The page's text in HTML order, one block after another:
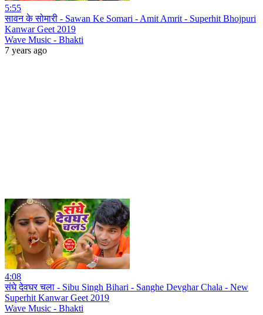
5:55
सावन के सोमारी - Sawan Ke Somari - Amit Amrit - Superhit Bhojpuri
Kanwar Geet 2019
Wave Music - Bhakti
7 years ago
4:08
संघे देवघर चला - Sibu Singh Bihari - Sanghe Devghar Chala - New
Superhit Kanwar Geet 2019
Wave Music - Bhakti